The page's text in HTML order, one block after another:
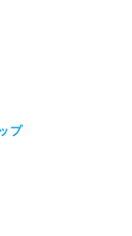
プ